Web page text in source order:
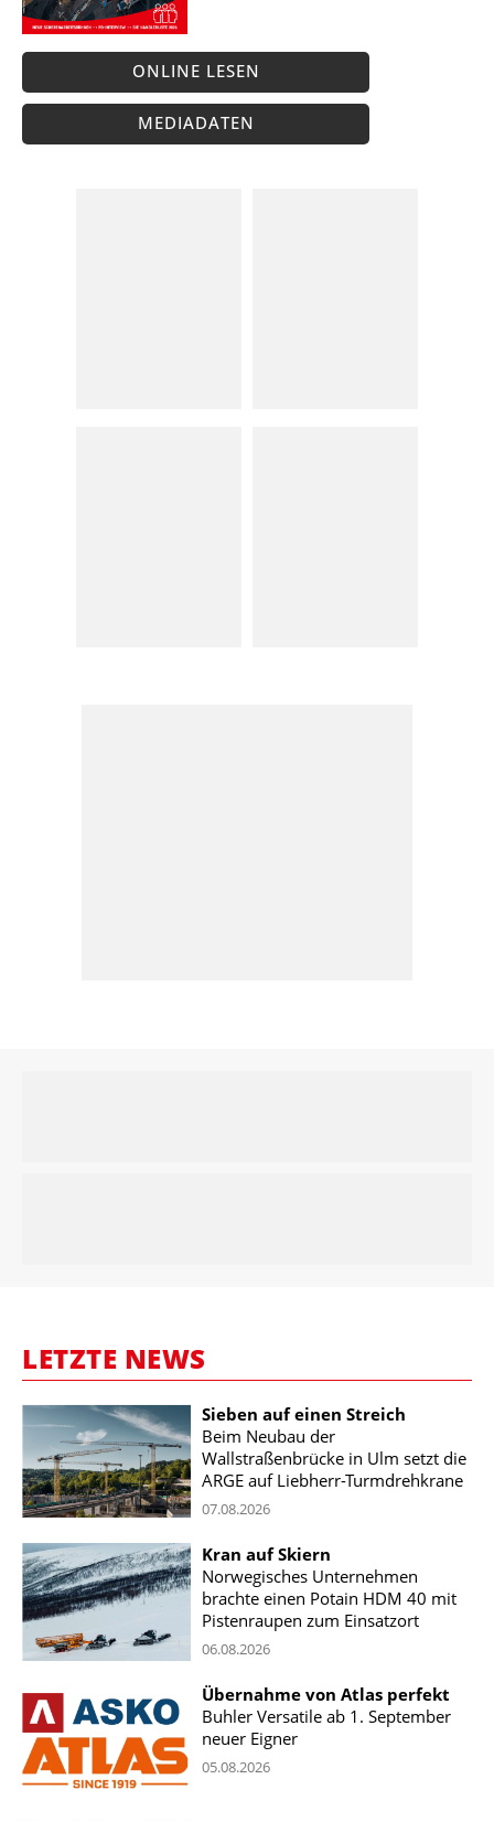
ONLINE LESEN
MEDIADATEN
LETZTE NEWS
Sieben auf einen Streich
Beim Neubau der
Wallstraßenbrücke in Ulm setzt die
ARGE auf Liebherr-Turmdrehkrane
07.08.2026
Kran auf Skiern
Norwegisches Unternehmen
brachte einen Potain HDM 40 mit
Pistenraupen zum Einsatzort
06.08.2026
Übernahme von Atlas perfekt
Buhler Versatile ab 1. September
neuer Eigner
05.08.2026